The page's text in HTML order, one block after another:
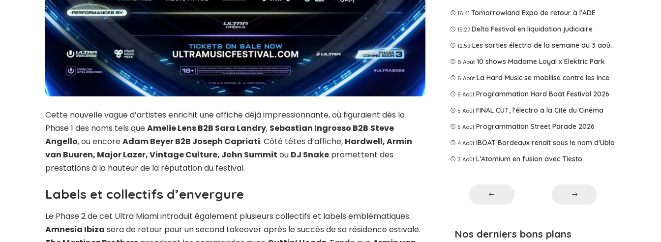
Cette nouvelle vague d’artistes enrichit une affiche déjà impressionnante, où figuraient dès la
Phase 1 des noms tels queAmelie LensB2B Sara Landry, Sebastian Ingrosso B2B Steve
Angello, ou encoreAdam BeyerB2B Joseph Capriati. Côté têtes d’affiche, Hardwell, Armin
van Buuren, Major Lazer, Vintage Culture, John Summit ou DJ Snake promettent des
prestations à la hauteur de la réputation du festival.
Labels et collectifs d’envergure
Le Phase 2 de cet Ultra Miami introduit également plusieurs collectifs et labels emblématiques.
Amnesia Ibiza sera de retour pour un second takeover après le succès de sa résidence estivale.
16:41 Tomorrowland Expo de retour à l'ADE
15:27 Delta Festival en liquidation judiciaire
12:59 Les sorties électro de la semaine du 3 août 2026
6 Août 10 shows Madame Loyal x Elektric Park
6 Août La Hard Music se mobilise contre les incendies
5 Août Programmation Hard Boat Festival 2026
5 Août FINAL CUT, l'électro à la Cité du Cinéma
5 Août Programmation Street Parade 2026
4 Août IBOAT Bordeaux renaît sous le nom d'Ublo
3 Août L’Atomium en fusion avec Tîesto
Nos derniers bons plans